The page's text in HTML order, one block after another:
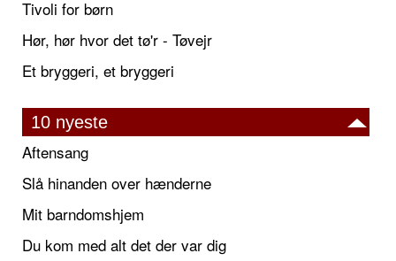
Tivoli for børn
Hør, hør hvor det tø'r - Tøvejr
Et bryggeri, et bryggeri
10 nyeste
Aftensang
Slå hinanden over hænderne
Mit barndomshjem
Du kom med alt det der var dig